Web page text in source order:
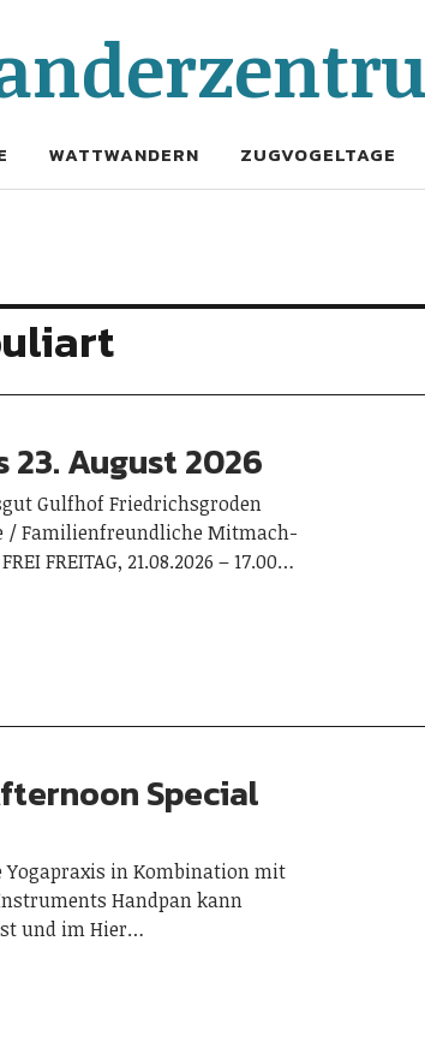
WATTWANDERN ZUGVOGELTAGE
23. August 2026
Gulfhof Friedrichsgroden
/ Familienfreundliche Mitmach-
FREITAG, 21.08.2026 – 17.00…
Special
in Kombination mit
Handpan kann
und im Hier…